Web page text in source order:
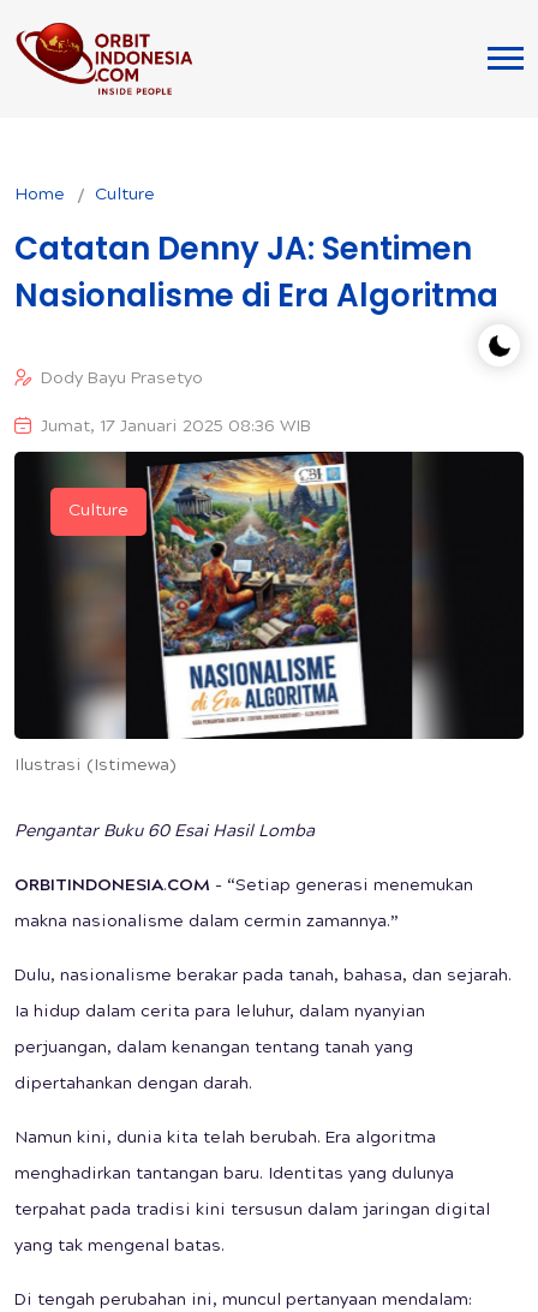
Home Culture
Catatan Denny JA: Sentimen
Nasionalisme di Era Algoritma
Dody Bayu Prasetyo
Jumat, 17 Januari 2025 08:36 WIB
Ilustrasi (Istimewa)
Culture
Pengantar Buku 60 Esai Hasil Lomba
ORBITINDONESIA.COM - “Setiap generasi menemukan
makna nasionalisme dalam cermin zamannya.”
Dulu, nasionalisme berakar pada tanah, bahasa, dan sejarah.
Ia hidup dalam cerita para leluhur, dalam nyanyian
perjuangan, dalam kenangan tentang tanah yang
dipertahankan dengan darah.
Namun kini, dunia kita telah berubah. Era algoritma
menghadirkan tantangan baru. Identitas yang dulunya
terpahat pada tradisi kini tersusun dalam jaringan digital
yang tak mengenal batas.
Di tengah perubahan ini, muncul pertanyaan mendalam: